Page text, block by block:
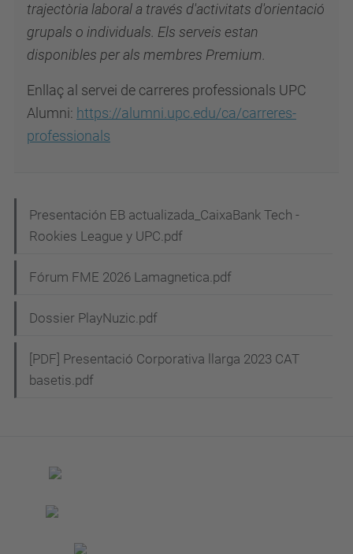
trajectòria laboral a través d'activitats d'orientació
grupals o individuals. Els serveis estan
disponibles per als membres Premium.
Enllaç al servei de carreres professionals UPC
Alumni: https://alumni.upc.edu/ca/carreres-
professionals
e
a
i
Presentación EB actualizada_CaixaBank Tech -
Rookies League y UPC.pdf
Fórum FME 2026 Lamagnetica.pdf
Dossier PlayNuzic.pdf
[PDF] Presentació Corporativa llarga 2023 CAT
basetis.pdf